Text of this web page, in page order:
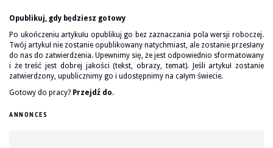
Opublikuj, gdy będziesz gotowy
Po ukończeniu artykułu opublikuj go bez zaznaczania pola wersji roboczej.
Twój artykuł nie zostanie opublikowany natychmiast, ale zostanie przesłany
do nas do zatwierdzenia. Upewnimy się, że jest odpowiednio sformatowany
i że treść jest dobrej jakości (tekst, obrazy, temat). Jeśli artykuł zostanie
zatwierdzony, upublicznimy go i udostępnimy na całym świecie.
Gotowy do pracy? Przejdź do.
ANNONCES